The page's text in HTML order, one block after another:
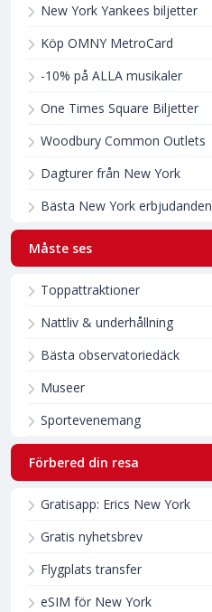
New York Yankees biljetter
Köp OMNY MetroCard
-10% på ALLA musikaler
One Times Square Biljetter
Woodbury Common Outlets
Dagturer från New York
Bästa New York erbjudanden
Måste ses
Toppattraktioner
Nattliv & underhållning
Bästa observatoriedäck
Museer
Sportevenemang
Förbered din resa
Gratisapp: Erics New York
Gratis nyhetsbrev
Flygplats transfer
eSIM för New York